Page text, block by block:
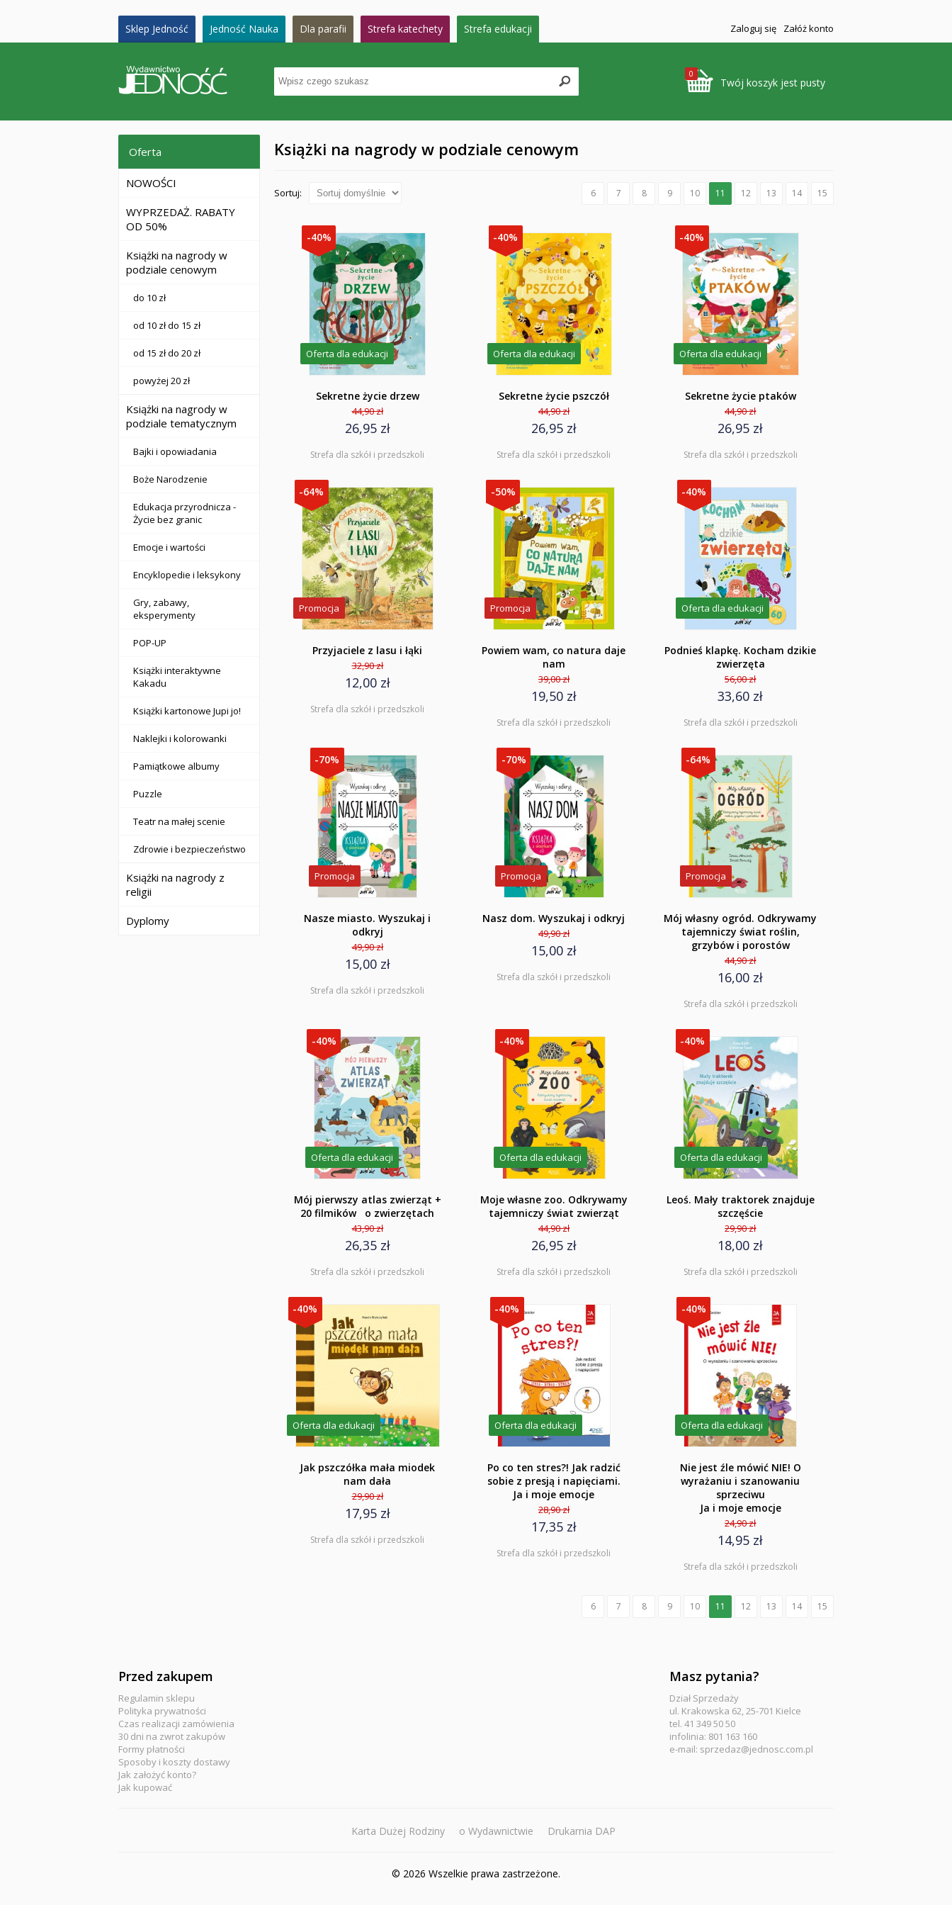
Sklep Jedność Jedność Nauka Dla parafii Strefa katechety Strefa edukacji Zaloguj się Załóż konto
0
Twój koszyk jest pusty
Oferta
NOWOŚCI
WYPRZEDAŻ. RABATY
OD 50%
Książki na nagrody w
podziale cenowym
do 10 zł
od 10 zł do 15 zł
od 15 zł do 20 zł
powyżej 20 zł
Książki na nagrody w
podziale tematycznym
Bajki i opowiadania
Boże Narodzenie
Edukacja przyrodnicza -
Życie bez granic
Emocje i wartości
Encyklopedie i leksykony
Gry, zabawy,
eksperymenty
POP-UP
Książki interaktywne
Kakadu
Książki kartonowe Jupi jo!
Naklejki i kolorowanki
Pamiątkowe albumy
Puzzle
Teatr na małej scenie
Zdrowie i bezpieczeństwo
Książki na nagrody z
religii
Dyplomy
Książki na nagrody w podziale cenowym
Sortuj: 6 7 8 9 10 11 12 13 14 15
-40%
Oferta dla edukacji
Sekretne życie drzew
44,90 zł
26,95 zł
Strefa dla szkół i przedszkoli
-40%
Oferta dla edukacji
Sekretne życie pszczół
44,90 zł
26,95 zł
Strefa dla szkół i przedszkoli
-40%
Oferta dla edukacji
Sekretne życie ptaków
44,90 zł
26,95 zł
Strefa dla szkół i przedszkoli
-64%
Promocja
Przyjaciele z lasu i łąki
32,90 zł
12,00 zł
Strefa dla szkół i przedszkoli
-50%
Promocja
Powiem wam, co natura daje
nam
39,00 zł
19,50 zł
Strefa dla szkół i przedszkoli
-40%
Oferta dla edukacji
Podnieś klapkę. Kocham dzikie
zwierzęta
56,00 zł
33,60 zł
Strefa dla szkół i przedszkoli
-70%
Promocja
Nasze miasto. Wyszukaj i
odkryj
49,90 zł
15,00 zł
Strefa dla szkół i przedszkoli
-70%
Promocja
Nasz dom. Wyszukaj i odkryj
49,90 zł
15,00 zł
Strefa dla szkół i przedszkoli
-64%
Promocja
Mój własny ogród. Odkrywamy
tajemniczy świat roślin,
grzybów i porostów
44,90 zł
16,00 zł
Strefa dla szkół i przedszkoli
-40%
Oferta dla edukacji
Mój pierwszy atlas zwierząt +
20 filmików o zwierzętach
43,90 zł
26,35 zł
Strefa dla szkół i przedszkoli
-40%
Oferta dla edukacji
Moje własne zoo. Odkrywamy
tajemniczy świat zwierząt
44,90 zł
26,95 zł
Strefa dla szkół i przedszkoli
-40%
Oferta dla edukacji
Leoś. Mały traktorek znajduje
szczęście
29,90 zł
18,00 zł
Strefa dla szkół i przedszkoli
-40%
Oferta dla edukacji
Jak pszczółka mała miodek
nam dała
29,90 zł
17,95 zł
Strefa dla szkół i przedszkoli
-40%
Oferta dla edukacji
Po co ten stres?! Jak radzić
sobie z presją i napięciami.
Ja i moje emocje
28,90 zł
17,35 zł
Strefa dla szkół i przedszkoli
-40%
Oferta dla edukacji
Nie jest źle mówić NIE! O
wyrażaniu i szanowaniu
sprzeciwu
Ja i moje emocje
24,90 zł
14,95 zł
Strefa dla szkół i przedszkoli
6 7 8 9 10 11 12 13 14 15
Przed zakupem
Regulamin sklepu
Polityka prywatności
Czas realizacji zamówienia
30 dni na zwrot zakupów
Formy płatności
Sposoby i koszty dostawy
Jak założyć konto?
Jak kupować
Masz pytania?
Dział Sprzedaży
ul. Krakowska 62, 25-701 Kielce
tel. 41 349 50 50
infolinia: 801 163 160
e-mail: sprzedaz@jednosc.com.pl
Karta Dużej Rodziny o Wydawnictwie Drukarnia DAP
© 2026 Wszelkie prawa zastrzeżone.